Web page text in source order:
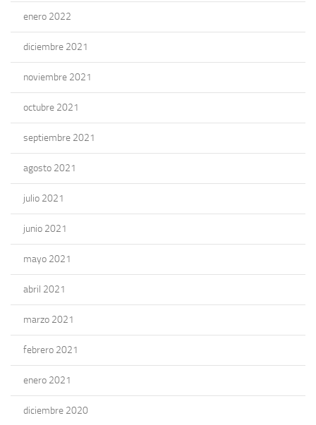
enero 2022
diciembre 2021
noviembre 2021
octubre 2021
septiembre 2021
agosto 2021
julio 2021
junio 2021
mayo 2021
abril 2021
marzo 2021
febrero 2021
enero 2021
diciembre 2020